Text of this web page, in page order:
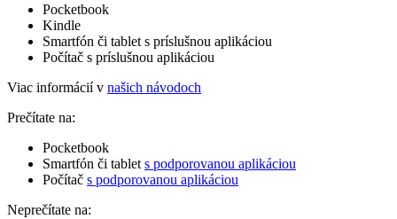
Pocketbook
Kindle
Smartfón či tablet s príslušnou aplikáciou
Počítač s príslušnou aplikáciou
Viac informácií v našich návodoch
Prečítate na:
Pocketbook
Smartfón či tablet s podporovanou aplikáciou
Počítač s podporovanou aplikáciou
Neprečítate na: